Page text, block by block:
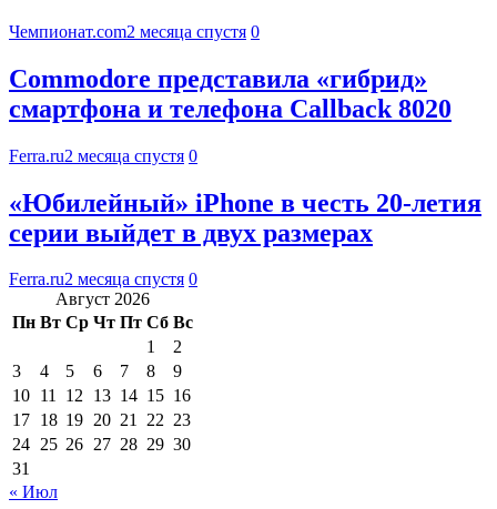
Чемпионат.com2 месяца спустя 0
Commodore представила «гибрид»
смартфона и телефона Callback 8020
Ferra.ru2 месяца спустя 0
«Юбилейный» iPhone в честь 20-летия
серии выйдет в двух размерах
Ferra.ru2 месяца спустя 0
Август 2026
Пн Вт Ср Чт Пт Сб Вс
1
2
3
4 5 6 7 8
9
10 11 12 13 14 15 16
17 18 19 20 21 22 23
24 25 26 27 28 29 30
31
« Июл